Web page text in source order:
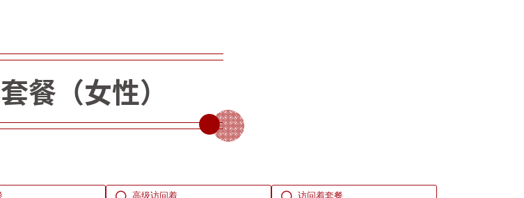
餐（女性）
高级访问着 访问着套餐